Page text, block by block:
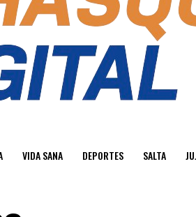
VIDA SANA DEPORTES SALTA